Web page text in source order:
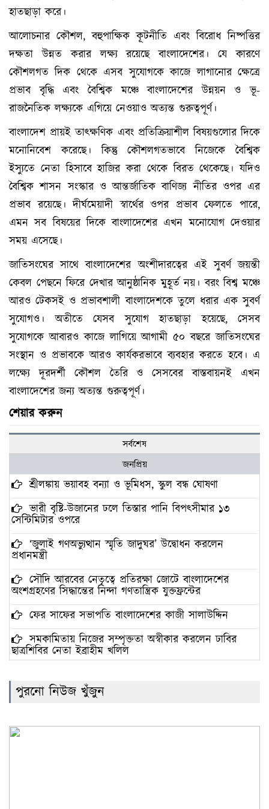
হাতছাড়া করে।
আলোচনার কৌশল, বহুপাক্ষিক কূটনীতি এবং বিরোধ নিষ্পত্তির
দক্ষতা উন্নত করার লক্ষ্য রয়েছে বাংলাদেশের। যে কারণে
কৌশলগত দিক থেকে এসব সুযোগকে কাজে লাগানোর ক্ষেত্রে
প্রভাব বৃদ্ধি এবং বৈশ্বিক মঞ্চে বাংলাদেশের উন্নয়ন ও ভূ-
রাজনৈতিক লক্ষ্যকে এগিয়ে নেওয়াও অত্যন্ত গুরুত্বপূর্ণ।
বাংলাদেশ প্রায়ই তাৎক্ষণিক এবং প্রতিক্রিয়াশীল বিষয়গুলোর দিকে
মনোনিবেশ করেছে। কিন্তু কৌশলগতভাবে নিজেকে বৈশ্বিক
ইস্যুতে নেতা হিসাবে হাজির করা থেকে বিরত থেকেছে। যদিও
বৈশ্বিক শাসন সংস্কার ও আন্তর্জাতিক বাণিজ্য নীতির ওপর এর
প্রভাব রয়েছে। দীর্ঘমেয়াদী স্বার্থের ওপর প্রভাব ফেলতে পারে,
এমন সব বিষয়ের দিকে বাংলাদেশের এখন মনোযোগ দেওয়ার
সময় এসেছে।
জাতিসংঘের সাথে বাংলাদেশের অংশীদারত্বের এই সুবর্ণ জয়ন্তী
কেবল পেছনে ফিরে দেখার আনুষ্ঠানিক মুহূর্ত নয়। বরং বিশ্ব মঞ্চে
আরও টেকসই ও প্রভাবশালী বাংলাদেশকে তুলে ধরার এক সুবর্ণ
সুযোগও। অতীতে যেসব সুযোগ হাতছাড়া হয়েছে, সেসব
সুযোগকে আবারও কাজে লাগিয়ে আগামী ৫০ বছরে জাতিসংঘের
সংস্থান ও প্রভাবকে আরও কার্যকরভাবে ব্যবহার করতে হবে। এ
লক্ষ্যে দূরদর্শী কৌশল তৈরি ও সেসবের বাস্তবায়নই এখন
বাংলাদেশের জন্য অত্যন্ত গুরুত্বপূর্ণ।
শেয়ার করুন
সর্বশেষ
জনপ্রিয়
শ্রীলঙ্কায় ভয়াবহ বন্যা ও ভূমিধস, স্কুল বন্ধ ঘোষণা
ভারী বৃষ্টি-উজানের ঢলে তিস্তার পানি বিপৎসীমার ১৩
সেন্টিমিটার ওপরে
‘জুলাই গণঅভ্যুত্থান স্মৃতি জাদুঘর’ উদ্বোধন করলেন
প্রধানমন্ত্রী
সৌদি আরবের নেতৃত্বে প্রতিরক্ষা জোটে বাংলাদেশের
অংশগ্রহণের সিদ্ধান্তের নিন্দা গণতান্ত্রিক যুক্তফ্রন্টের
ফের সাফের সভাপতি বাংলাদেশের কাজী সালাউদ্দিন
সমকামিতায় নিজের সম্পৃক্ততা অস্বীকার করলেন ঢাবির
ছাত্রশিবির নেতা ইব্রাহীম খলিল
বেনজীরের অন্য দেশের পাসপোর্ট থাকতে পারে, সন্দেহ
পুরনো নিউজ খুঁজুন